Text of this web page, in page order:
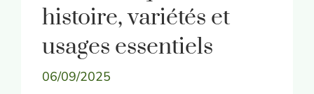
histoire, variétés et
usages essentiels
06/09/2025